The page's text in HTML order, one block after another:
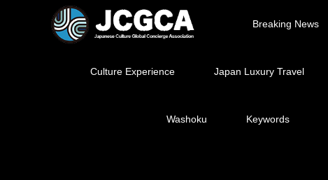
Breaking News
Culture Experience Japan Luxury Travel
Washoku Keywords